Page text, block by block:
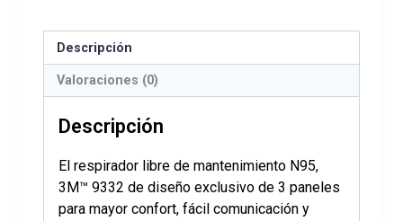
Descripción
Valoraciones (0)
Descripción
El respirador libre de mantenimiento N95,
3M™ 9332 de diseño exclusivo de 3 paneles
para mayor confort, fácil comunicación y